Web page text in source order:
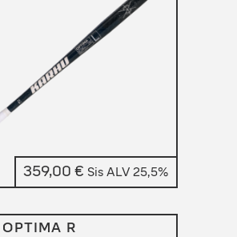
359,00 € Sis ALV 25,5%
R